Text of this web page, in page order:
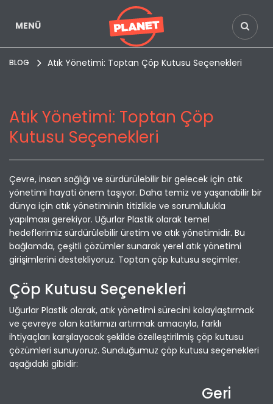
MENÜ
BLOG Atık Yönetimi: Toptan Çöp Kutusu Seçenekleri
Atık Yönetimi: Toptan Çöp
Kutusu Seçenekleri
Çevre, insan sağlığı ve sürdürülebilir bir gelecek için atık
yönetimi hayati önem taşıyor. Daha temiz ve yaşanabilir bir
dünya için atık yönetiminin titizlikle ve sorumlulukla
yapılması gerekiyor. Uğurlar Plastik olarak temel
hedeflerimiz sürdürülebilir üretim ve atık yönetimidir. Bu
bağlamda, çeşitli çözümler sunarak yerel atık yönetimi
girişimlerini destekliyoruz. Toptan çöp kutusu seçimler.
Çöp Kutusu Seçenekleri
Uğurlar Plastik olarak, atık yönetimi sürecini kolaylaştırmak
ve çevreye olan katkımızı artırmak amacıyla, farklı
ihtiyaçları karşılayacak şekilde özelleştirilmiş çöp kutusu
çözümleri sunuyoruz. Sunduğumuz çöp kutusu seçenekleri
aşağıdaki gibidir:
Geri